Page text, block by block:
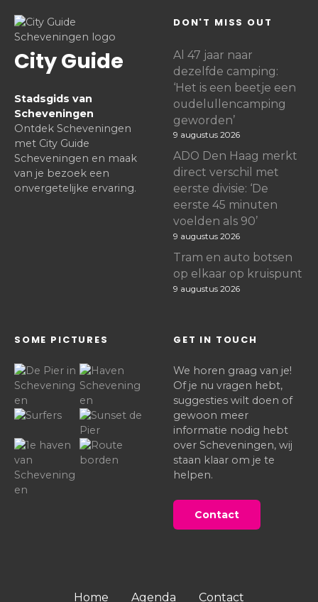
City Guide
Stadsgids van
Scheveningen
Ontdek Scheveningen
met City Guide
Scheveningen en maak
van je bezoek een
onvergetelijke ervaring.
DON'T MISS OUT
Al 47 jaar naar
dezelfde camping:
‘Het is een beetje een
oudelullencamping
geworden’
9 augustus 2026
ADO Den Haag merkt
direct verschil met
eerste divisie: ‘De
eerste 45 minuten
voelden als 90’
9 augustus 2026
Tram en auto botsen
op elkaar op kruispunt
9 augustus 2026
SOME PICTURES GET IN TOUCH
We horen graag van je!
Of je nu vragen hebt,
suggesties wilt doen of
gewoon meer
informatie nodig hebt
over Scheveningen, wij
staan klaar om je te
helpen.
Contact
Home Agenda Contact